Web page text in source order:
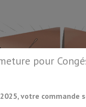
pour
votre